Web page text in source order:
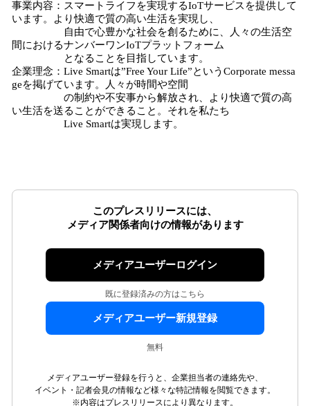
事業内容：スマートライフを実現するIoTサービスを提供して
います。より快適で質の高い生活を実現し、
自由で心豊かな社会を創るために、人々の生活空
間におけるナンバーワンIoTプラットフォーム
となることを目指しています。
企業理念：Live Smartは”Free Your Life”というCorporate messa
geを掲げています。人々が時間や空間
の制約や不安事から解放され、より快適で質の高
い生活を送ることができること。それを私たち
Live Smartは実現します。
このプレスリリースには、
メディア関係者向けの情報があります
メディアユーザーログイン
既に登録済みの方はこちら
メディアユーザー新規登録
無料
メディアユーザー登録を行うと、企業担当者の連絡先や、
イベント・記者会見の情報など様々な特記情報を閲覧できます。
※内容はプレスリリースにより異なります。